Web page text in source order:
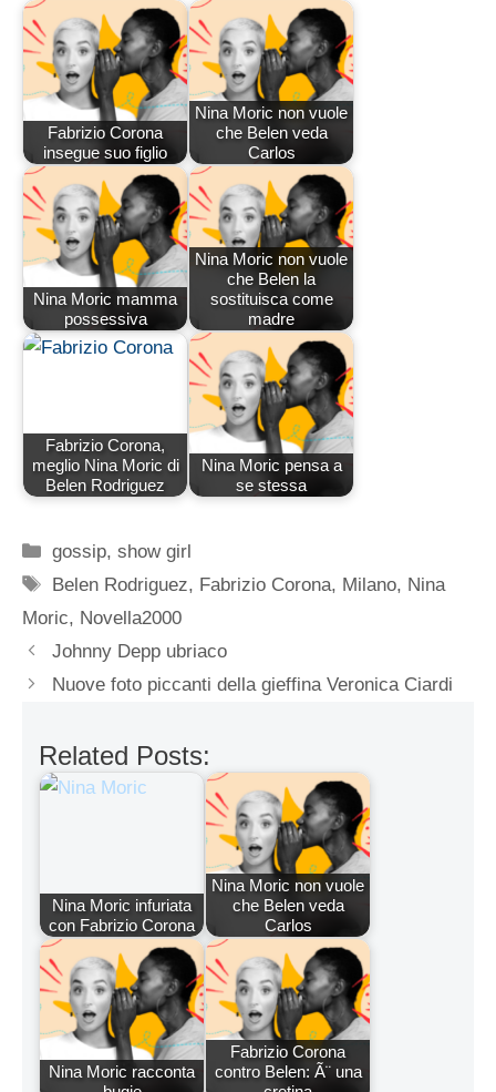
Fabrizio Corona
insegue suo figlio
Nina Moric non vuole
che Belen veda
Carlos
Nina Moric mamma
possessiva
Nina Moric non vuole
che Belen la
sostituisca come
madre
Fabrizio Corona,
meglio Nina Moric di
Belen Rodriguez
Nina Moric pensa a
se stessa
Categorie
gossip,show girl
Tag
Belen Rodriguez, Fabrizio Corona, Milano, Nina
Moric, Novella2000
Johnny Depp ubriaco
Nuove foto piccanti della gieffina Veronica Ciardi
Related Posts:
Nina Moric infuriata
con Fabrizio Corona
Nina Moric non vuole
che Belen veda
Carlos
Nina Moric racconta
Fabrizio Corona
contro Belen: Ã¨ una